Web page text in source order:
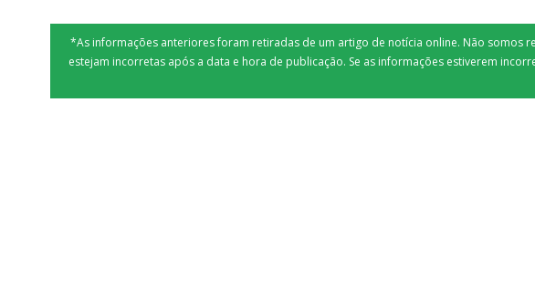
*As informações anteriores foram retiradas de um artigo de notícia online. Não somos
estejam incorretas após a data e hora de publicação. Se as informações estiverem